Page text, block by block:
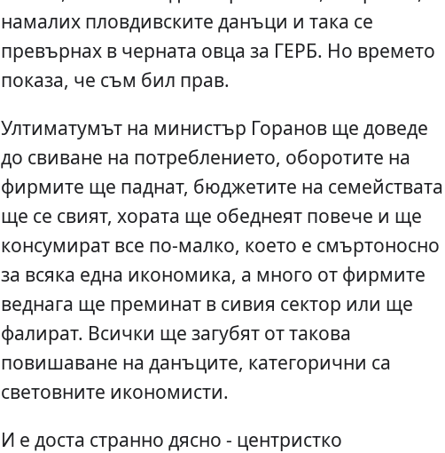
намалих пловдивските данъци и така се
превърнах в черната овца за ГЕРБ. Но времето
показа, че съм бил прав.
Ултиматумът на министър Горанов ще доведе
до свиване на потреблението, оборотите на
фирмите ще паднат, бюджетите на семействата
ще се свият, хората ще обеднеят повече и ще
консумират все по-малко, което е смъртоносно
за всяка една икономика, а много от фирмите
веднага ще преминат в сивия сектор или ще
фалират. Всички ще загубят от такова
повишаване на данъците, категорични са
световните икономисти.
И е доста странно дясно - центристко